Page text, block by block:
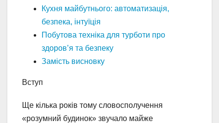
Кухня майбутнього: автоматизація,
безпека, інтуїція
Побутова техніка для турботи про
здоров’я та безпеку
Замість висновку
Вступ
Ще кілька років тому словосполучення
«розумний будинок» звучало майже